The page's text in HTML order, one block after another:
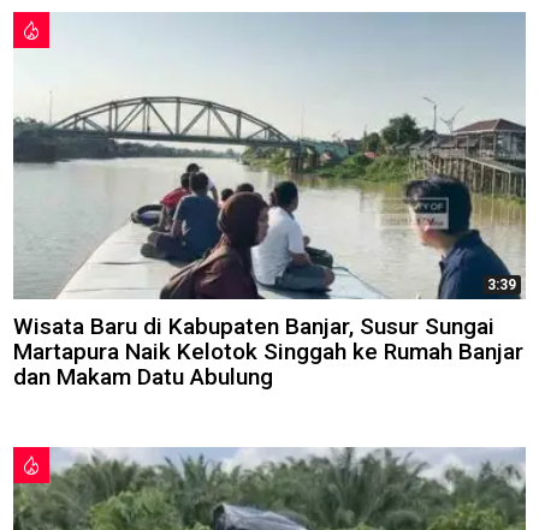
3:39
Wisata Baru di Kabupaten Banjar, Susur Sungai
Martapura Naik Kelotok Singgah ke Rumah Banjar
dan Makam Datu Abulung